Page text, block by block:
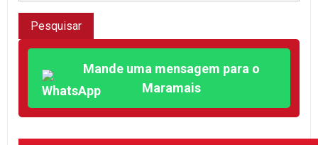
Mande uma mensagem para o
Maramais